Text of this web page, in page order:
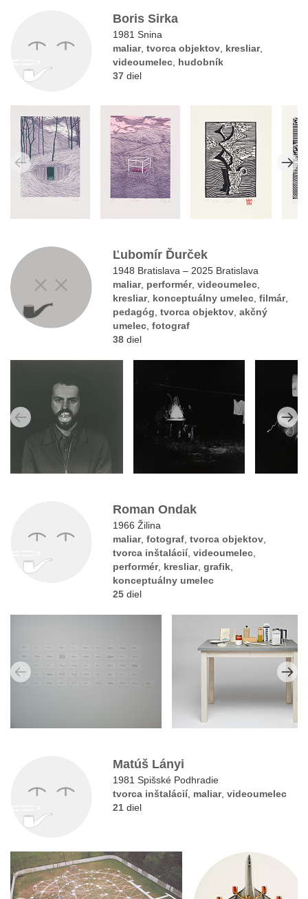
Boris Sirka
1981 Snina
maliar,tvorca objektov kresliar,
videoumelec hudobník
37 diel
Ľubomír Ďurček
1948 Bratislava – 2025 Bratislava
maliar, performér,videoumelec
kresliar, konceptuálny umelec ,filmár,
pedagóg ,tvorca objektov ,akčný
umelec ,fotograf
38 diel
Roman Ondak
1966 Žilina
maliar,fotograf ,tvorca objektov
tvorca inštalácií,videoumelec
performér, kresliar,grafik
konceptuálny umelec
25 diel
Matúš Lányi
1981 Spišské Podhradie
tvorca inštalácií, maliar,videoumelec
21 diel